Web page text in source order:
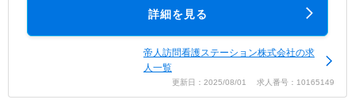
詳細を見る
帝人訪問看護ステーション株式会社の求
人一覧
更新日：2025/08/01 求人番号：10165149